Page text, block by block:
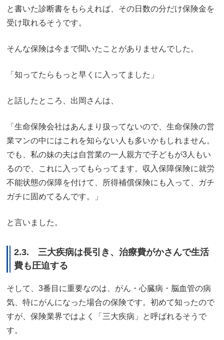
と書いた診断書をもらえれば、その日数の分だけ保険金を
受け取れるそうです。
そんな保険は今まで聞いたことがありませんでした。
「知ってたらもっと早くに入ってました」
と話したところ、出岡さんは、
「生命保険会社はあんまり扱ってないので、生命保険の営
業マンの中にはこれを知らない人も多いかもしれません。
でも、私の妹の夫は自営業の一人親方で子どもが3人もい
るので、これに入ってもらってます。収入保障保険に就労
不能状態の保障を付けて、所得補償保険にも入って、ガチ
ガチに固めてるんです。」
と言いました。
2.3. 三大疾病は長引き、治療費がかさんで生活
費も圧迫する
そして、3番目に重要なのは、がん・心臓病・脳血管の病
気、特にがんになった場合の保険です。初めて知ったので
すが、保険業界ではよく「三大疾病」と呼ばれるそうで
す。